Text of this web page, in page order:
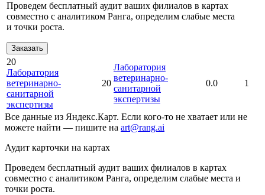
Проведем бесплатный аудит ваших филиалов в картах
совместно с аналитиком Ранга, определим слабые места
и точки роста.
Заказать
20
Лаборатория
ветеринарно-
санитарной
экспертизы
20
Лаборатория
ветеринарно-
санитарной
экспертизы
0.0 1
Все данные из Яндекс.Карт. Если кого-то не хватает или не
можете найти — пишите на art@rang.ai
Аудит карточки на картах
Проведем бесплатный аудит ваших филиалов в картах
совместно с аналитиком Ранга, определим слабые места и
точки роста.